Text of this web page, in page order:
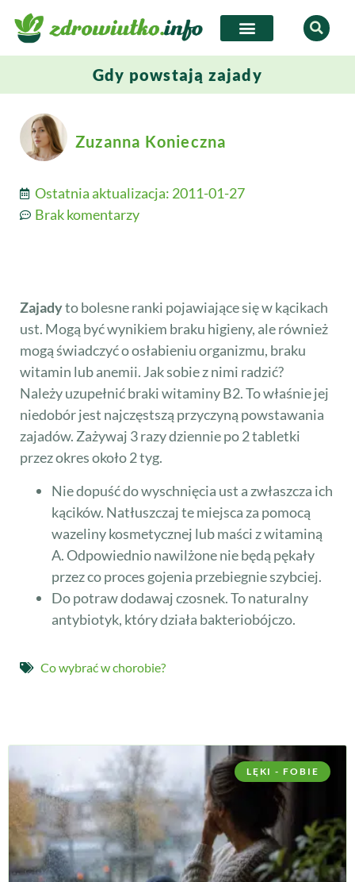
Gdy powstają zajady
Zuzanna Konieczna
Ostatnia aktualizacja: 2011-01-27
Brak komentarzy
Zajadyto bolesne ranki pojawiające się w kącikach
ust. Mogą być wynikiem braku higieny, ale również
mogą świadczyć o osłabieniu organizmu, braku
witamin lub anemii. Jak sobie z nimi radzić?
Należy uzupełnić braki witaminy B2. To właśnie jej
niedobór jest najczęstszą przyczyną powstawania
zajadów. Zażywaj 3 razy dziennie po 2 tabletki
przez okres około 2 tyg.
Nie dopuść do wyschnięcia ust a zwłaszcza ich
kącików. Natłuszczaj te miejsca za pomocą
wazeliny kosmetycznej lub maści z witaminą
A. Odpowiednio nawilżone nie będą pękały
przez co proces gojenia przebiegnie szybciej.
Do potraw dodawaj czosnek. To naturalny
antybiotyk, który działa bakteriobójczo.
Co wybrać w chorobie?
LĘKI - FOBIE